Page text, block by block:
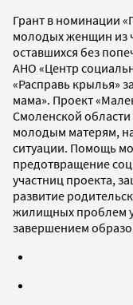
Грант в номинации
молодых женщин из
оставшихся без
АНО «Центр
«Расправь крылья»
мама». Проект
Смоленской
молодым матерям,
ситуации. Помощь
предотвращение
участниц проекта,
развитие
жилищных проблем
завершением